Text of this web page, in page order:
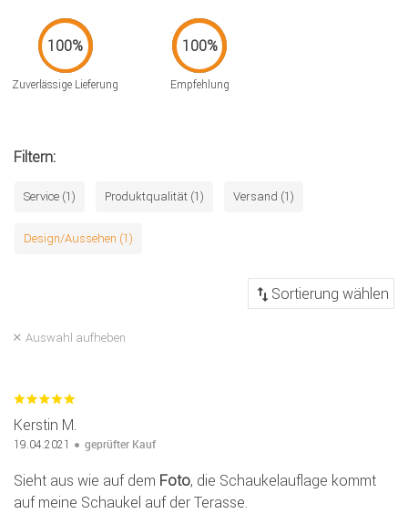
Zuverlässige Lieferung Empfehlung
Filtern:
Service (1) Produktqualität (1) Versand (1)
Design/Aussehen (1)
Auswahl aufheben
Kerstin M.
19.04.2021 geprüfter Kauf
Sieht aus wie auf dem Foto, die Schaukelauflage kommt
auf meine Schaukel auf der Terasse.